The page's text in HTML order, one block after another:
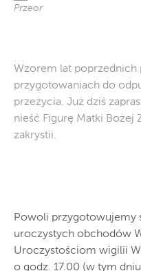
Przeor
Wzorem lat
przygotowaniach do
przeżycia. Już dziś
nieść Figurę Matki Bożej
zakrystii.
Powoli przygotowujemy
uroczystych obchodów
Uroczystościom wigilii
o godz. 17.00 (w tym